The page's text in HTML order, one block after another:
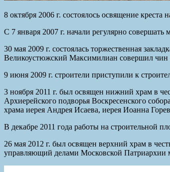
8 октября 2006 г. состоялось освящение креста
С 7 января 2007 г. начали регулярно
30 мая 2009 г. состоялась торжественная
Великоустюжский Максимилиан совершил чин
9 июня 2009 г. строители приступили к
3 ноября 2011 г. был освящен нижний храм в
Архиерейского подворья Воскресенского
храма иерея Андрея Исаева, иерея Иоанна
В декабре 2011 года работы на строительной
26 мая 2012 г. был освящен верхний храм в
управляющий делами Московской